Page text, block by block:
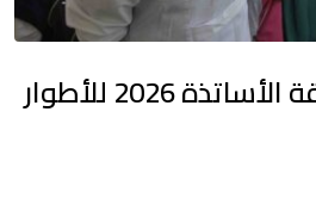
كشف نتائج مسابقة الأساتذة 2026 للأطوار